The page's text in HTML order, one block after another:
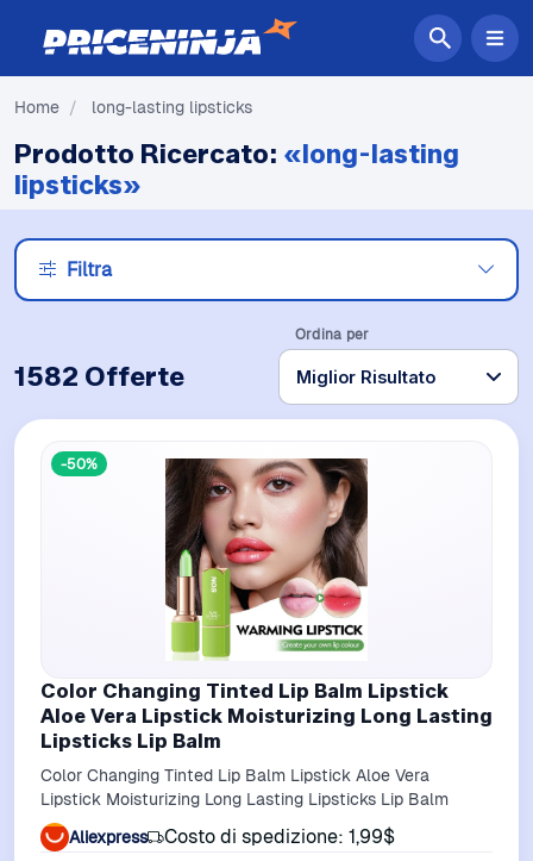
Home / long-lasting lipsticks
Prodotto Ricercato: «long-lasting
lipsticks»
Filtra
1582 Offerte
Ordina per
-50%
Color Changing Tinted Lip Balm Lipstick
Aloe Vera Lipstick Moisturizing Long Lasting
Lipsticks Lip Balm
Color Changing Tinted Lip Balm Lipstick Aloe Vera
Lipstick Moisturizing Long Lasting Lipsticks Lip Balm
Aliexpress
Costo di spedizione: 1,99$